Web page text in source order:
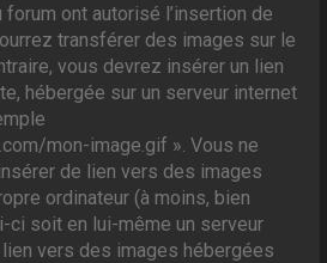
ont autorisé l’insertion de
transférer des images sur le
vous devrez insérer un lien
hébergée sur un serveur internet
mon-image.gif ». Vous ne
de lien vers des images
ordinateur (à moins, bien
ci soit en lui-même un serveur
vers des images hébergées